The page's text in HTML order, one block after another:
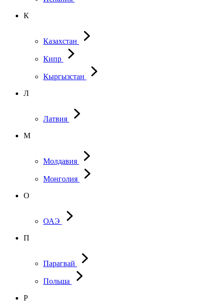
К
Казахстан
Кипр
Кыргызстан
Л
Латвия
М
Молдавия
Монголия
О
ОАЭ
П
Парагвай
Польша
Р